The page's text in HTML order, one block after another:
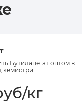
Бутилацетат оптом в
кемистри
кг